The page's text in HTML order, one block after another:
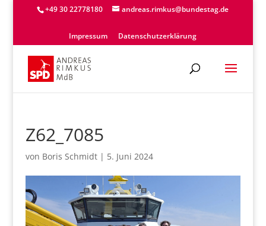
+49 30 22778180 andreas.rimkus@bundestag.de
Impressum Datenschutzerklärung
Z62_7085
von Boris Schmidt| 5. Juni 2024